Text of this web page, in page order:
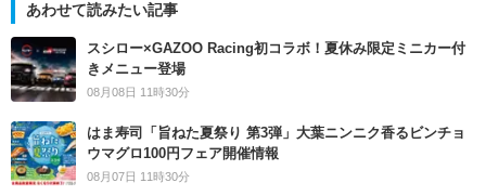
あわせて読みたい記事
スシロー×GAZOO Racing初コラボ！夏休み限定ミニカー付
きメニュー登場
08月08日 11時30分
はま寿司「旨ねた夏祭り 第3弾」大葉ニンニク香るビンチョ
ウマグロ100円フェア開催情報
08月07日 11時30分